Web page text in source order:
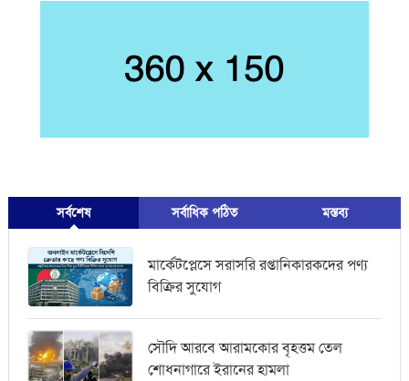
সর্বশেষ সর্বাধিক পঠিত মস্তব্য
মার্কেটপ্লেসে সরাসরি রপ্তানিকারকদের পণ্য
বিক্রির সুযোগ
সৌদি আরবে আরামকোর বৃহত্তম তেল
শোধনাগারে ইরানের হামলা